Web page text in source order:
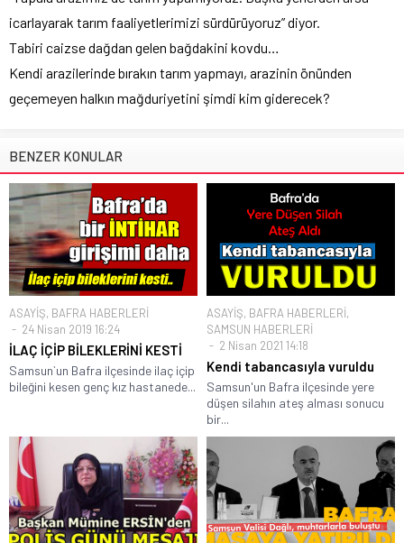
icarlayarak tarım faaliyetlerimizi sürdürüyoruz” diyor.
Tabiri caizse dağdan gelen bağdakini kovdu…
Kendi arazilerinde bırakın tarım yapmayı, arazinin önünden
geçemeyen halkın mağduriyetini şimdi kim giderecek?
BENZER KONULAR
ASAYİŞ, BAFRA HABERLERİ
24 Nisan 2019 16:24
İLAÇ İÇİP BİLEKLERİNİ KESTİ
Samsun`un Bafra ilçesinde ilaç içip
bileğini kesen genç kız hastanede...
ASAYİŞ, BAFRA HABERLERİ,
SAMSUN HABERLERİ
2 Nisan 2021 14:18
Kendi tabancasıyla vuruldu
Samsun'un Bafra ilçesinde yere
düşen silahın ateş alması sonucu
bir...